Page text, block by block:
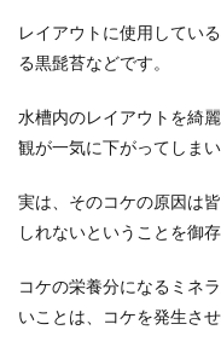
レイアウトに使用してい
る黒髭苔などです。
水槽内のレイアウトを綺
観が一気に下がってしまい
実は、そのコケの原因は
しれないということを御
コケの栄養分になるミネ
いことは、コケを発生さ